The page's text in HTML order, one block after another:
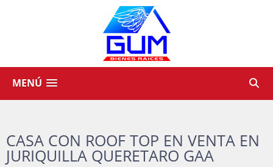
MENÚ
CASA CON ROOF TOP EN VENTA EN
JURIQUILLA QUERETARO GAA